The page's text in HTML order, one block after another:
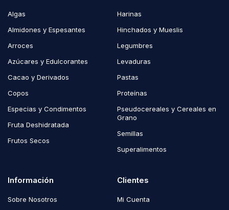
Algas
Almidones y Espesantes
Arroces
Azúcares y Edulcorantes
Cacao y Derivados
Copos
Especias y Condimentos
Fruta Deshidratada
Frutos Secos
Harinas
Hinchados y Mueslis
Legumbres
Levaduras
Pastas
Proteínas
Pseudocereales y Cereales en
Grano
Semillas
Superalimentos
Información
Sobre Nosotros
Clientes
Mi Cuenta